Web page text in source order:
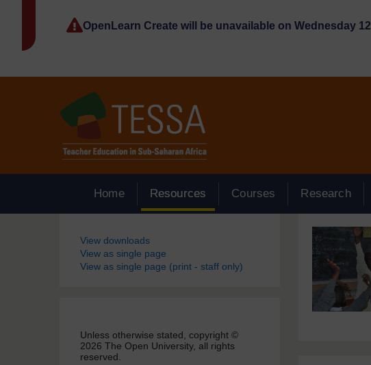
OpenLearn Create will be unavailable on Wednesday
Home Resources Courses Research
Blocs
View downloads
View as single page
View as single page (print - staff only)
Unless otherwise stated, copyright ©
2026 The Open University, all rights
reserved.